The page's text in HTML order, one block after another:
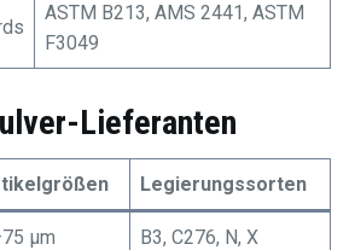
ASTM B213, AMS 2441, ASTM
F3049
Lieferanten
Legierungssorten
μm B3, C276, N, X